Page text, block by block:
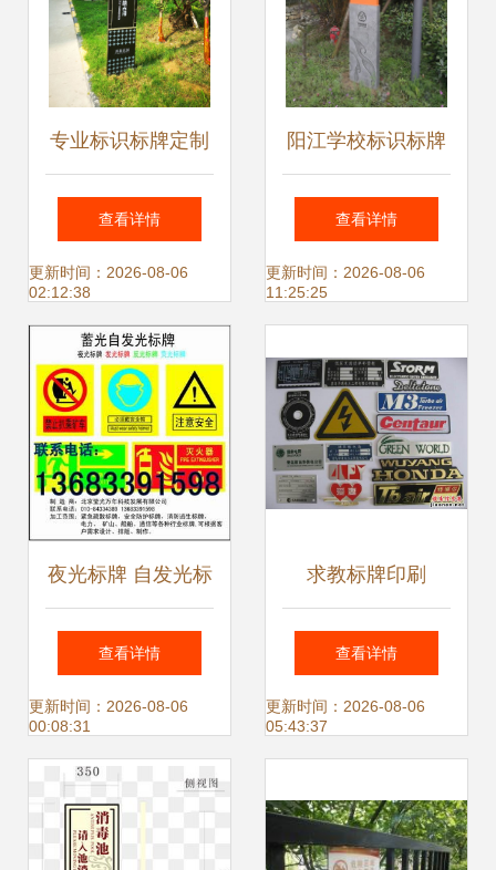
专业标识标牌定制
服务商业、地产、
景区、学校、医
院、市政及企业的
全场景解决方案
查看详情
更新时间：2026-08-06
02:12:38
阳江学校标识标牌
制作的專業之路 打
造校园导视新标杆
查看详情
更新时间：2026-08-06
11:25:25
夜光标牌 自发光标
牌 消防标牌 北京
夜光标牌自发光标
牌加工制作厂
查看详情
更新时间：2026-08-06
00:08:31
求教标牌印刷
查看详情
更新时间：2026-08-06
05:43:37